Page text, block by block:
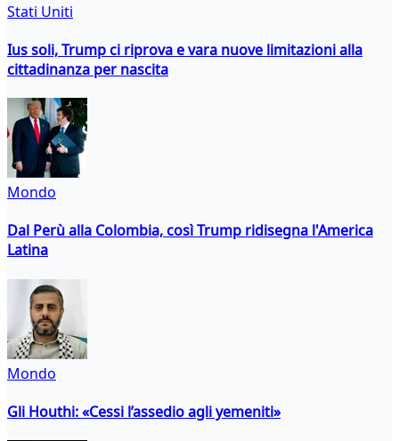
Stati Uniti
Ius soli, Trump ci riprova e vara nuove limitazioni alla
cittadinanza per nascita
Mondo
Dal Perù alla Colombia, così Trump ridisegna l'America
Latina
Mondo
Gli Houthi: «Cessi l’assedio agli yemeniti»